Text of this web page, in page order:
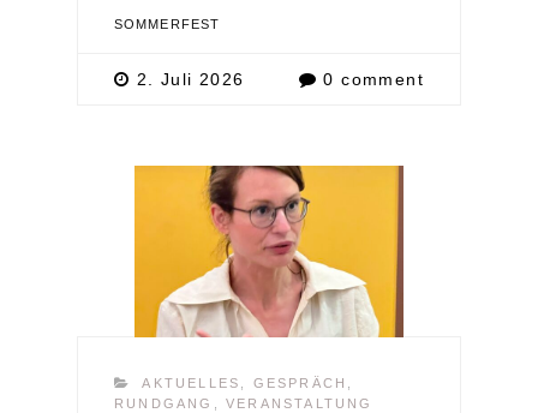
SOMMERFEST
2. Juli 2026 0 comment
AKTUELLES GESPRÄCH
RUNDGANG
,VERANSTALTUNG